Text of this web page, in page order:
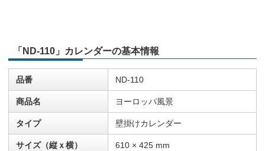
「ND-110」カレンダーの基本情報
品番 ND-110
商品名 ヨーロッパ風景
タイプ 壁掛けカレンダー
サイズ（縦ｘ横） 610 × 425 mm